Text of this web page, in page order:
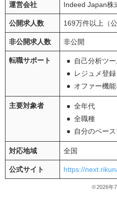
運営会社 Indeed Japan株
公開求人数 169万件以上（
非公開求人数 非公開
転職サポート
自己分析ツ
レジュメ登録
オファー機
主要対象者
全年代
全職種
自分のペー
対応地域 全国
公式サイト https://
※2026年